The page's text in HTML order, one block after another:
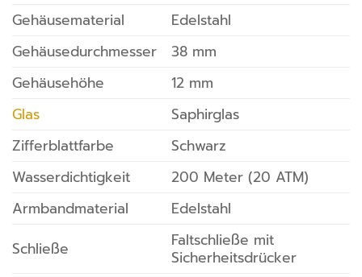
Gehäusematerial
Edelstahl
Gehäusedurchmesser
38 mm
Gehäusehöhe
12 mm
Glas
Saphirglas
Zifferblattfarbe
Schwarz
Wasserdichtigkeit
200 Meter (20 ATM)
Armbandmaterial
Edelstahl
Schließe
Faltschließe mit
Sicherheitsdrücker